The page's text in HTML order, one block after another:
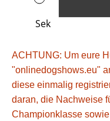
Sek
ACHTUNG: Um eure
"onlinedogshows.eu"
diese einmalig
daran, die Nachweise
Championklasse